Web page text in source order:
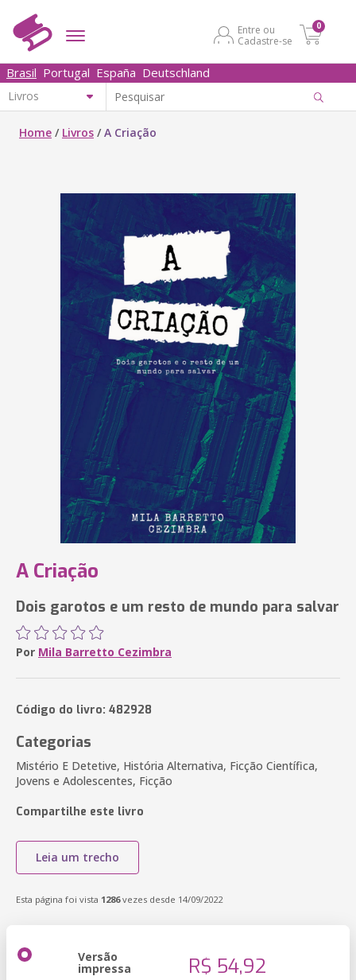
Entre ou
Cadastre-se
0
Brasil Portugal España Deutschland
Home / Livros /A Criação
A Criação
Dois garotos e um resto de mundo para salvar
Por Mila Barretto Cezimbra
Código do livro: 482928
Categorias
Mistério E Detetive, História Alternativa, Ficção Científica,
Jovens e Adolescentes, Ficção
Compartilhe este livro
Leia um trecho
Esta página foi vista 1286vezes desde 14/09/2022
Versão
impressa R$ 54,92